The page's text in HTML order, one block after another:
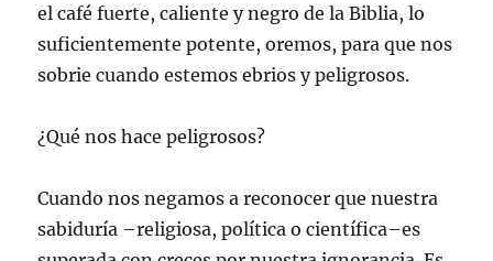
el café fuerte, caliente y negro de la Biblia, lo
suficientemente potente, oremos, para que nos
sobrie cuando estemos ebrios y peligrosos.
¿Qué nos hace peligrosos?
Cuando nos negamos a reconocer que nuestra
sabiduría –religiosa, política o científica–es